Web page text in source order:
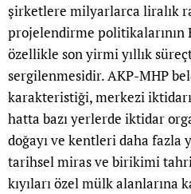
şirketlere milyarlarca liralık
projelendirme politikalarının
özellikle son yirmi yıllık
sergilenmesidir. AKP-MHP
karakteristiği, merkezi
hatta bazı yerlerde iktidar
doğayı ve kentleri daha fazla
tarihsel miras ve birikimi
kıyıları özel mülk alanlarına